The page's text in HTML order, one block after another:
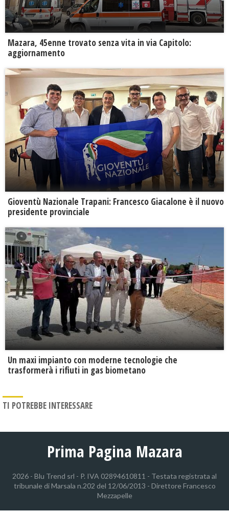
Mazara, 45enne trovato senza vita in via Capitolo:
aggiornamento
Gioventù Nazionale Trapani: Francesco Giacalone è il nuovo
presidente provinciale
Un maxi impianto con moderne tecnologie che
trasformerà i rifiuti in gas biometano
TI POTREBBE INTERESSARE
Prima Pagina Mazara
2026 - Blu Trend srl - P. IVA 02894610811 - Testata registrata al
tribunale di Marsala n.202 del 12/06/2013 - Direttore Francesco
Mezzapelle